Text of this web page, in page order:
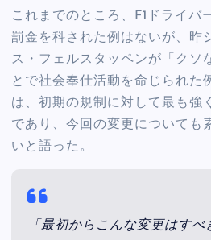
これまでのところ、F1ドライバ
罰金を科された例はないが、昨
ス・フェルスタッペンが「クソ
とで社会奉仕活動を命じられた
は、初期の規制に対して最も強
であり、今回の変更についても
いと語った。
「最初からこんな変更はす